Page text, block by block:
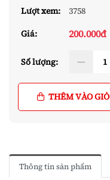
Lượt xem:
3758
Giá:
200.000đ
Số lượng:
THÊM VÀO GIỎ
Thông tin sản phẩm